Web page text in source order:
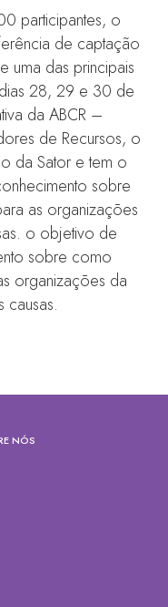
participantes, o
de captação
uma das principais
28, 29 e 30 de
da ABCR –
de Recursos, o
da Sator e tem o
sobre
as organizações
o objetivo de
sobre como
organizações da
NÓS